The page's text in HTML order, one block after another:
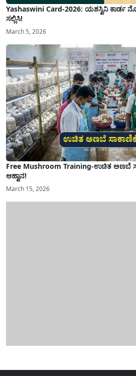
Yashaswini Card-2026: ಯಶಸ್ವಿನಿ ಕಾರ್ಡ
ಸಲ್ಲಿಸಿ!
March 5, 2026
Free Mushroom Training-ಉಚಿತ ಅಣಬೆ
ಆಹ್ವಾನ!
March 15, 2026